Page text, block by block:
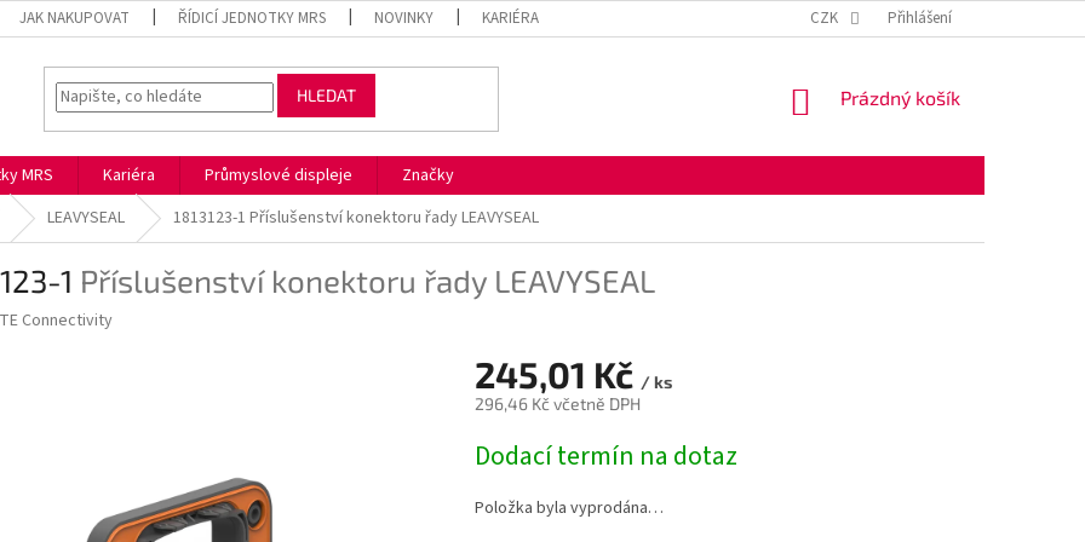
JAK NAKUPOVAT ŘÍDICÍ JEDNOTKY MRS NOVINKY KARIÉRA OBCHODNÍ PODMÍNKY
CZK Přihlášení
HLEDAT
NÁKUPNÍ
Prázdný košík
MRS Kariéra Průmyslové displeje
Značky
LEAVYSEAL 1813123-1 Příslušenství konektoru řady LEAVYSEAL
1 Příslušenství konektoru řady LEAVYSEAL
TE Connectivity
245,01 Kč / ks
296,46 Kč včetně DPH
cena:
Dodací termín na dotaz
Položka byla vyprodána…